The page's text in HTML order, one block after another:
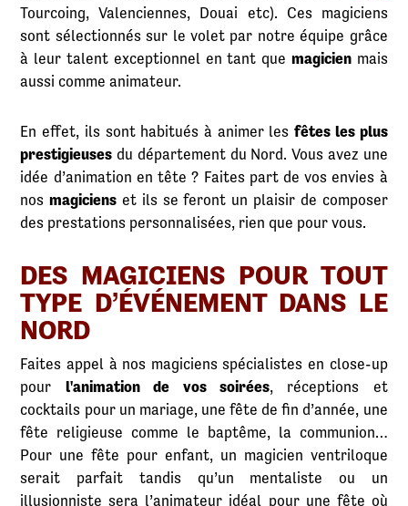
Tourcoing, Valenciennes, Douai etc). Ces magiciens
sont sélectionnés sur le volet par notre équipe grâce
à leur talent exceptionnel en tant que magicienmais
aussi comme animateur.
En effet, ils sont habitués à animer lesfêtes les plus
prestigieuses du département du Nord. Vous avez une
idée d’animation en tête ? Faites part de vos envies à
nosmagiciens et ils se feront un plaisir de composer
des prestations personnalisées, rien que pour vous.
DES MAGICIENS POUR TOUT
TYPE D’ÉVÉNEMENT DANS LE
NORD
Faites appel à nos magiciens spécialistes en close-up
pour l'animation de vos soirées, réceptions et
cocktails pour un mariage, une fête de fin d’année, une
fête religieuse comme le baptême, la communion…
Pour une fête pour enfant, un magicien ventriloque
serait parfait tandis qu’un mentaliste ou un
illusionniste sera l’animateur idéal pour une fête où